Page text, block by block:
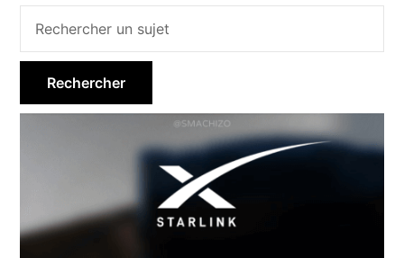
Barre
latérale
principale